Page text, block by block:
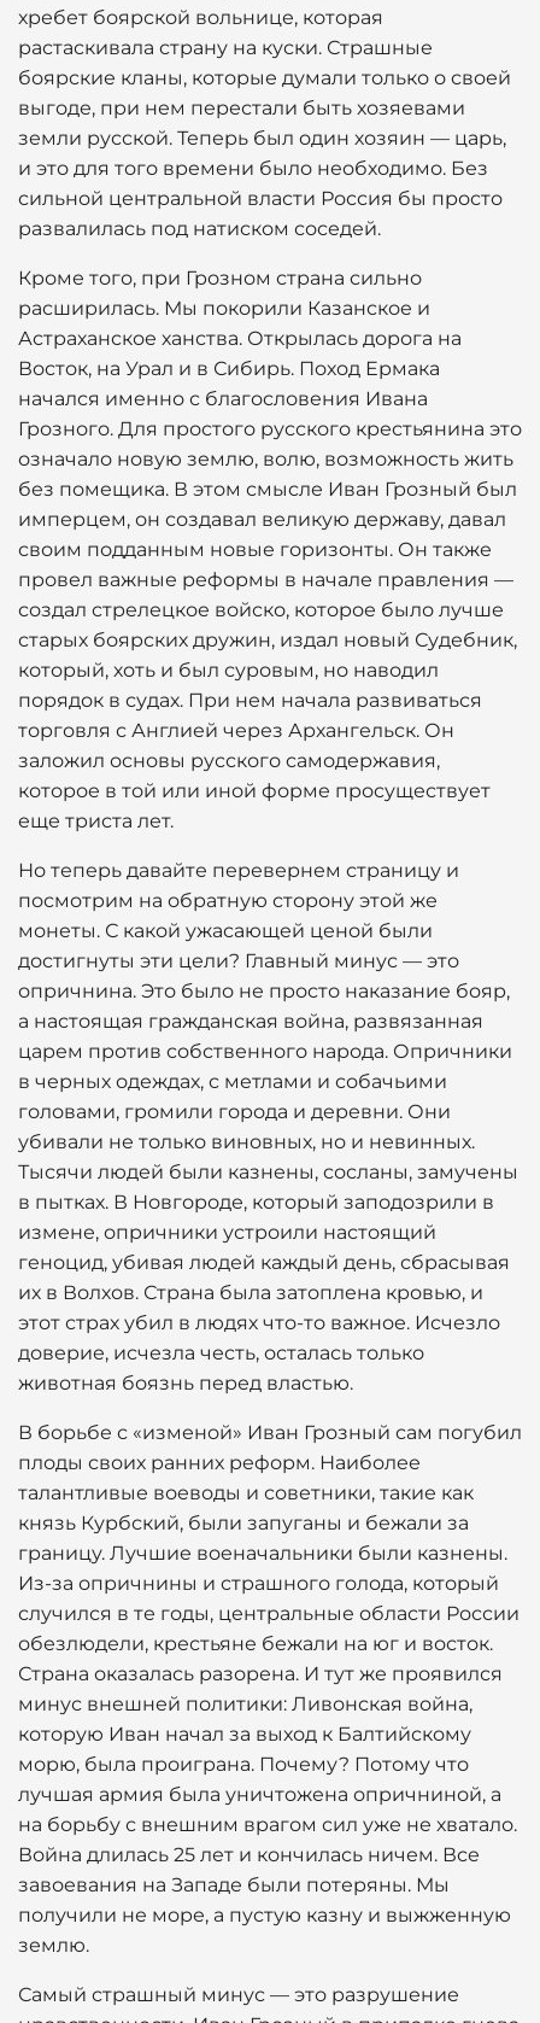
хребет боярской вольнице, которая
растаскивала страну на куски. Страшные
боярские кланы, которые думали только о своей
выгоде, при нем перестали быть хозяевами
земли русской. Теперь был один хозяин — царь,
и это для того времени было необходимо. Без
сильной центральной власти Россия бы просто
развалилась под натиском соседей.
Кроме того, при Грозном страна сильно
расширилась. Мы покорили Казанское и
Астраханское ханства. Открылась дорога на
Восток, на Урал и в Сибирь. Поход Ермака
начался именно с благословения Ивана
Грозного. Для простого русского крестьянина это
означало новую землю, волю, возможность жить
без помещика. В этом смысле Иван Грозный был
имперцем, он создавал великую державу, давал
своим подданным новые горизонты. Он также
провел важные реформы в начале правления —
создал стрелецкое войско, которое было лучше
старых боярских дружин, издал новый Судебник,
который, хоть и был суровым, но наводил
порядок в судах. При нем начала развиваться
торговля с Англией через Архангельск. Он
заложил основы русского самодержавия,
которое в той или иной форме просуществует
еще триста лет.
Но теперь давайте перевернем страницу и
посмотрим на обратную сторону этой же
монеты. С какой ужасающей ценой были
достигнуты эти цели? Главный минус — это
опричнина. Это было не просто наказание бояр,
а настоящая гражданская война, развязанная
царем против собственного народа. Опричники
в черных одеждах, с метлами и собачьими
головами, громили города и деревни. Они
убивали не только виновных, но и невинных.
Тысячи людей были казнены, сосланы, замучены
в пытках. В Новгороде, который заподозрили в
измене, опричники устроили настоящий
геноцид, убивая людей каждый день, сбрасывая
их в Волхов. Страна была затоплена кровью, и
этот страх убил в людях что-то важное. Исчезло
доверие, исчезла честь, осталась только
животная боязнь перед властью.
В борьбе с «изменой» Иван Грозный сам погубил
плоды своих ранних реформ. Наиболее
талантливые воеводы и советники, такие как
князь Курбский, были запуганы и бежали за
границу. Лучшие военачальники были казнены.
Из-за опричнины и страшного голода, который
случился в те годы, центральные области России
обезлюдели, крестьяне бежали на юг и восток.
Страна оказалась разорена. И тут же проявился
минус внешней политики: Ливонская война,
которую Иван начал за выход к Балтийскому
морю, была проиграна. Почему? Потому что
лучшая армия была уничтожена опричниной, а
на борьбу с внешним врагом сил уже не хватало.
Война длилась 25 лет и кончилась ничем. Все
завоевания на Западе были потеряны. Мы
получили не море, а пустую казну и выжженную
землю.
Самый страшный минус — это разрушение